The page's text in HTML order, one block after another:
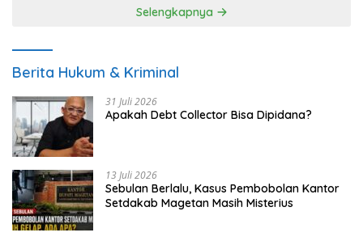
Selengkapnya
Berita Hukum & Kriminal
31 Juli 2026
Apakah Debt Collector Bisa Dipidana?
13 Juli 2026
Sebulan Berlalu, Kasus Pembobolan Kantor
Setdakab Magetan Masih Misterius